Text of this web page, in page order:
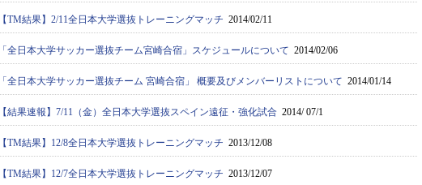
【TM結果】2/11全日本大学選抜トレーニングマッチ 2014/02/11
「全日本大学サッカー選抜チーム宮崎合宿」スケジュールについて 2014/02/06
「全日本大学サッカー選抜チーム 宮崎合宿」 概要及びメンバーリストについて 2014/01/14
【結果速報】7/11（金）全日本大学選抜スペイン遠征・強化試合 2014/ 07/1
【TM結果】12/8全日本大学選抜トレーニングマッチ 2013/12/08
【TM結果】12/7全日本大学選抜トレーニングマッチ 2013/12/07